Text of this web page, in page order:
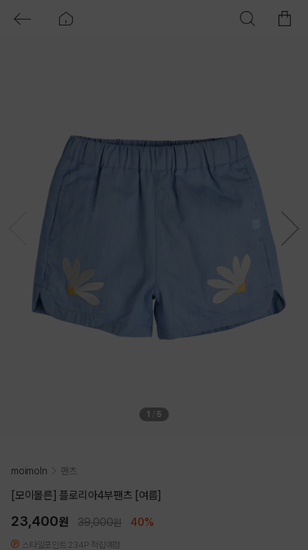
1 5
moimoln 팬츠
[모이몰른] 플로리아4부팬츠 [여름]
23,400원 39,000원 40%
스타일포인트 234P 적립예정